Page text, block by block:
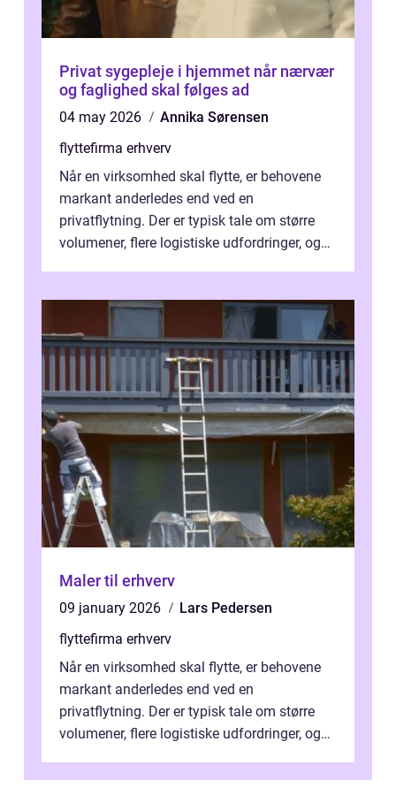
Privat sygepleje i hjemmet når nærvær
og faglighed skal følges ad
04 may 2026
Annika Sørensen
flyttefirma erhverv
Når en virksomhed skal flytte, er behovene
markant anderledes end ved en
privatflytning. Der er typisk tale om større
volumener, flere logistiske udfordringer, og
Maler til erhverv
09 january 2026
Lars Pedersen
flyttefirma erhverv
Når en virksomhed skal flytte, er behovene
markant anderledes end ved en
privatflytning. Der er typisk tale om større
volumener, flere logistiske udfordringer, og